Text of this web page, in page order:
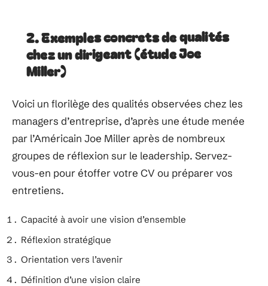
2. Exemples concrets de qualités
chez un dirigeant (étude Joe
Miller)
Voici un florilège des qualités observées chez les
managers d’entreprise, d’après une étude menée
par l’Américain Joe Miller après de nombreux
groupes de réflexion sur le leadership. Servez-
vous-en pour étoffer votre CV ou préparer vos
entretiens.
Capacité à avoir une vision d’ensemble
Réflexion stratégique
Orientation vers l’avenir
Définition d’une vision claire